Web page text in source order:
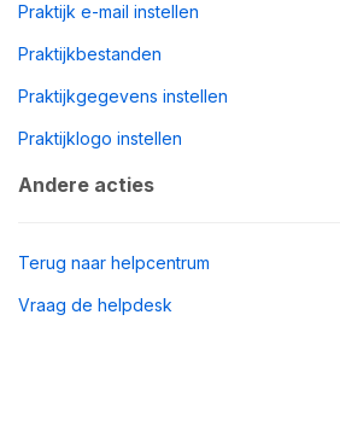
Praktijk e-mail instellen
Praktijkbestanden
Praktijkgegevens instellen
Praktijklogo instellen
Andere acties
Terug naar helpcentrum
Vraag de helpdesk